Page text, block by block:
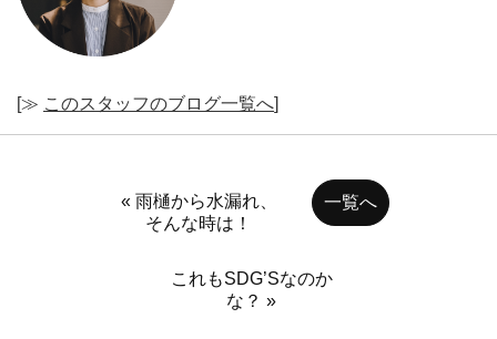
[≫ このスタッフのブログ一覧へ]
« 雨樋から水漏れ、
そんな時は！
一覧へ
これもSDG’Sなのか
な？ »